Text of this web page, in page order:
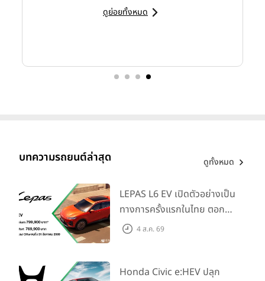
ดูย่อยทั้งหมด
บทความรถยนต์ล่าสุด ดูทั้งหมด
LEPAS L6 EV เปิดตัวอย่างเป็น
ทางการครั้งแรกในไทย ตอกย้ำ
วิสัยทัศน์ “Drive Your
4 ส.ค. 69
Honda Civic e:HEV ปลุก